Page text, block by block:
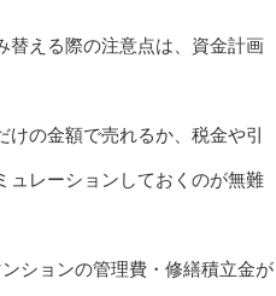
替える際の注意点は、資金計画
の金額で売れるか、税金や引
ュレーションしておくのが無難
ションの管理費・修繕積立金が